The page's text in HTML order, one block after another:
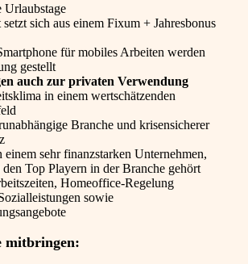
Urlaubstage
sich aus einem Fixum + Jahresbonus
für mobiles Arbeiten werden
gestellt
auch zur privaten Verwendung
in einem wertschätzenden
Branche und krisensicherer
sehr finanzstarken Unternehmen,
Top Playern in der Branche gehört
Homeoffice-Regelung
sowie
mitbringen: